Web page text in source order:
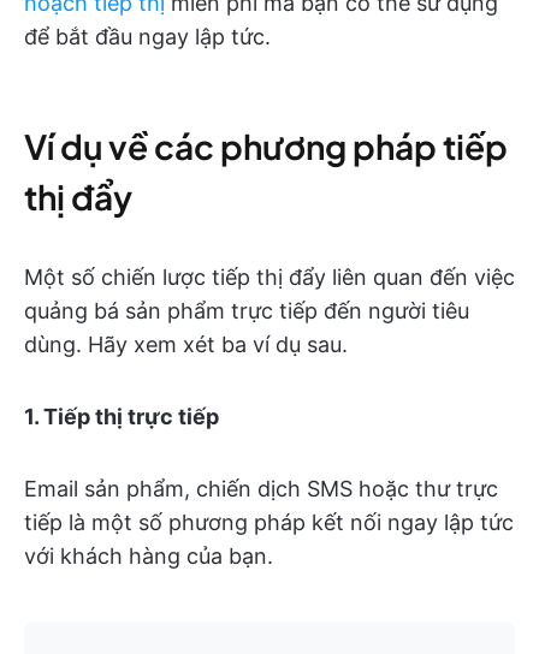
để bắt đầu ngay lập tức.
Ví dụ về các phương pháp tiếp
thị đẩy
Một số chiến lược tiếp thị đẩy liên quan đến việc
quảng bá sản phẩm trực tiếp đến người tiêu
dùng. Hãy xem xét ba ví dụ sau.
1. Tiếp thị trực tiếp
Email sản phẩm, chiến dịch SMS hoặc thư trực
tiếp là một số phương pháp kết nối ngay lập tức
với khách hàng của bạn.